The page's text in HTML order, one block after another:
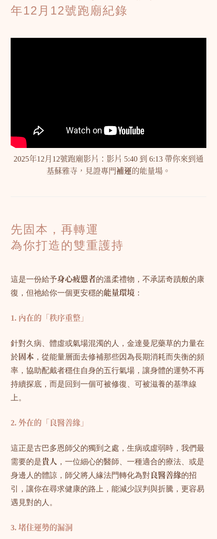
年12月12號跑廟紀錄
2025年12月12號跑廟影片：影片 5:40 到 6:13 帶你來到通
基蘇雅寺，見證專門補運的能量場。
先固本，再轉運
為你打造的雙重護持
這是一份給予身心疲憊者的溫柔禮物，不承諾奇蹟般的康
復，但祂給你一個更安穩的能量環境 ：
1. 內在的「秩序重整」
針對久病、體虛或氣場混濁的人，金達曼尼藥草的力量在
於 固本 ，從能量層面去修補那些因為長期消耗而失衡的頻
率，協助配戴者穩住自身的五行氣場，讓身體的運勢不再
持續探底，而是回到一個可被修復、可被滋養的基準線
上。
2. 外在的「良醫善緣」
這正是古巴多恩師父的獨到之處，生病或虛弱時，我們最
需要的是貴人 ，一位細心的醫師、一種適合的療法、或是
身邊人的體諒，師父將人緣法門轉化為對 良醫善緣的招
引，讓你在尋求健康的路上，能減少誤判與折騰，更容易
遇見對的人。
3. 堵住運勢的漏洞